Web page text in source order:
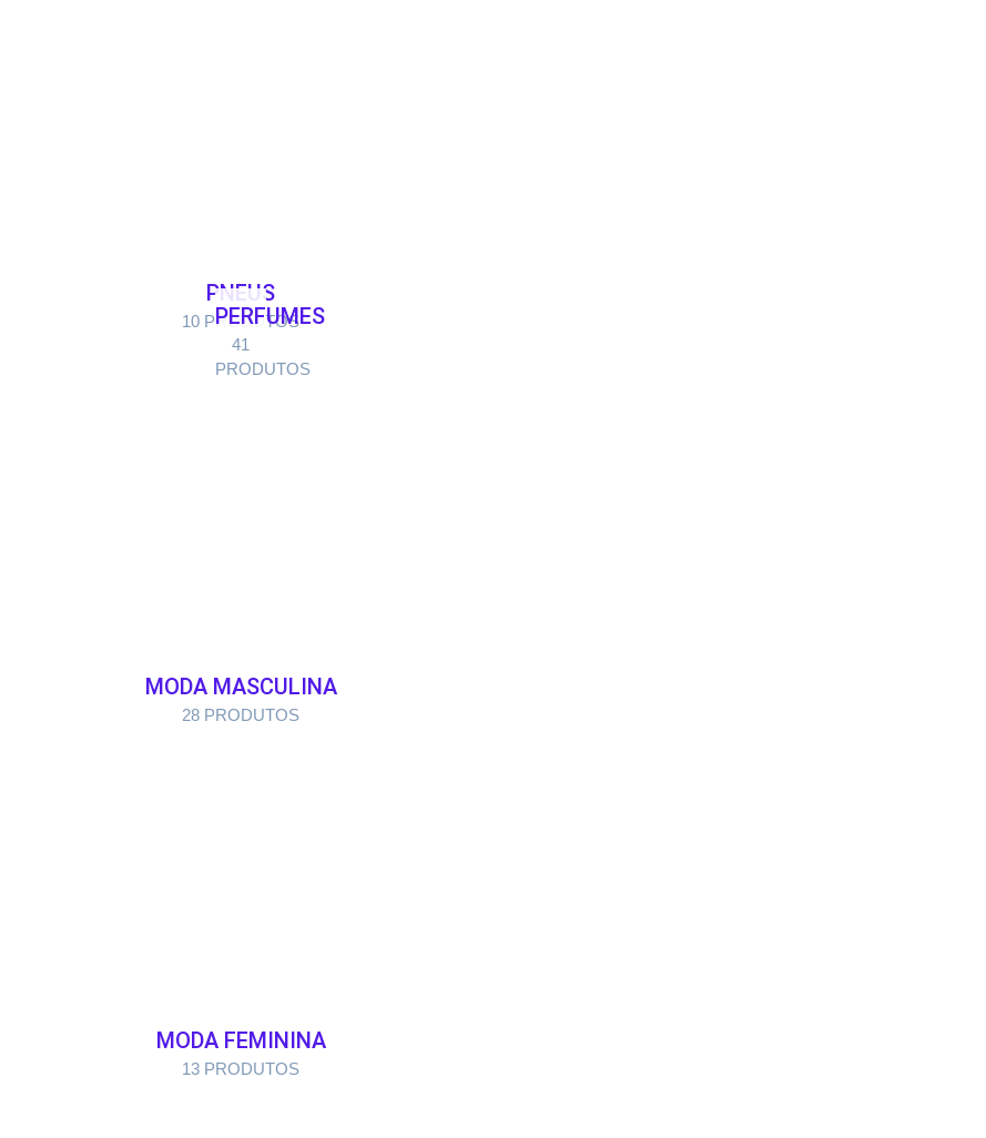
PNEUS
10 PRODUTOS
PERFUMES
41
PRODUTOS
MODA MASCULINA
28 PRODUTOS
MODA FEMININA
13 PRODUTOS